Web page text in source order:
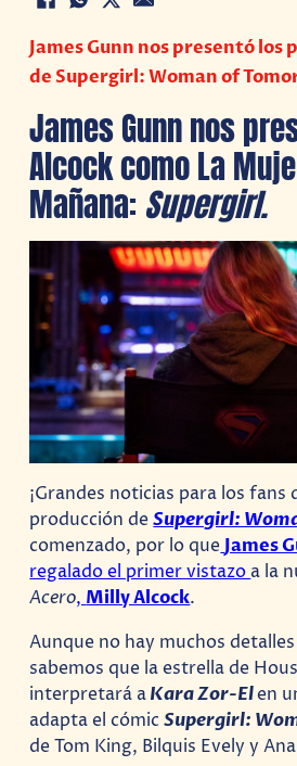
James Gunn nos presentó
de Supergirl: Woman of
James Gunn nos
Alcock como La
Mañana: Supergirl.
¡Grandes noticias para los fans
producción deSupergirl:
comenzado, por lo queJames
regalado el primer vistazoa la
Acero,Milly Alcock.
Aunque no hay muchos
sabemos que la estrella de
interpretará aKara Zor-Elen
adapta el cómicSupergirl:
de Tom King, Bilquis Evely y